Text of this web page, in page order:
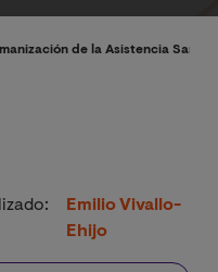
de la Asistencia
Emilio Vivallo-
Ehijo